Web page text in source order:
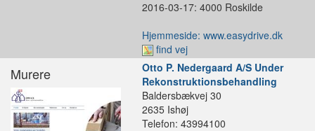
2016-03-17: 4000 Roskilde
Hjemmeside: www.easydrive.dk
find vej
Murere
Otto P. Nedergaard A/S Under
Rekonstruktionsbehandling
Baldersbækvej 30
2635 Ishøj
Telefon: 43994100